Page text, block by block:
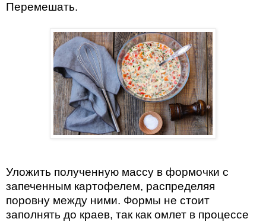
Перемешать.
Уложить полученную массу в формочки с
запеченным картофелем, распределяя
поровну между ними. Формы не стоит
заполнять до краев, так как омлет в процессе